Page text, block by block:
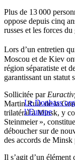
Plus de 13 000
oppose depuis cinq
russes et les forces
Lors d’un entretien
Moscou et de Kiev
région séparatiste et
garantissant un statut
Le Donbass
l’Europe
Sollicitée par Euractiv,
Martin Ruiz de la
trilatéral à Minsk, y
Steinmeier »,
déboucher sur de
des accords de Minsk
Il s’agit d’un